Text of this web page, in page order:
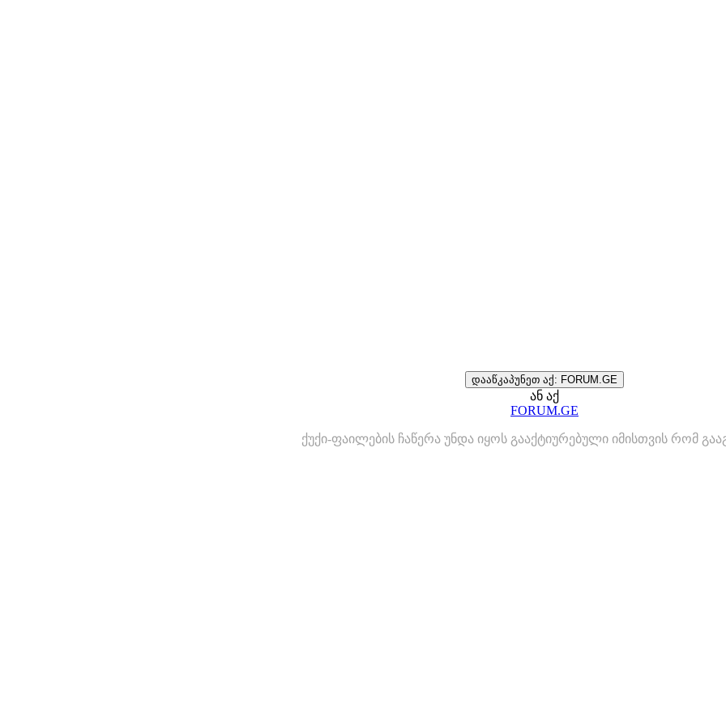
დააწკაპუნეთ აქ: FORUM.GE
ან აქ
FORUM.GE
ქუქი-ფაილების ჩაწერა უნდა იყოს გააქტიურებული იმისთვის რომ